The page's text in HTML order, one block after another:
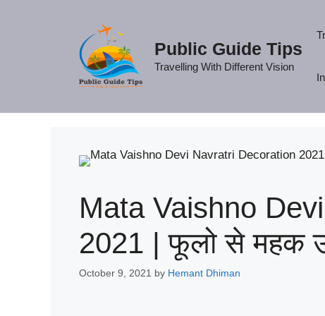
Public Guide Tips
Travelling With Different Vision
Mata Vaishno
2021 | फूलो से महक
October 9, 2021 by Hemant Dhiman